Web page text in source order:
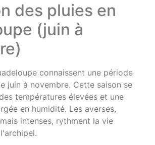
des pluies en
(juin à
connaissent une période
juin à novembre. Cette saison se
températures élevées et une
en humidité. Les averses,
intenses, rythment la vie